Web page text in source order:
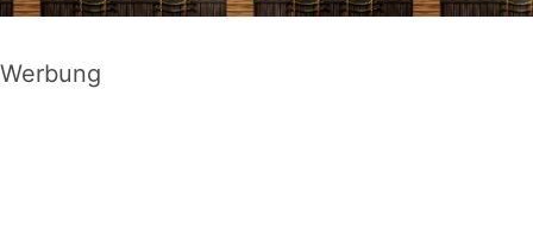
Werbung